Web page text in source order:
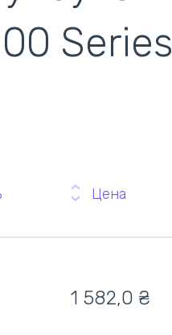
Series
Цена
1 582,0 ₴